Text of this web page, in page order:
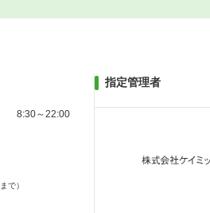
8:30～22:00
で）
指定管理者